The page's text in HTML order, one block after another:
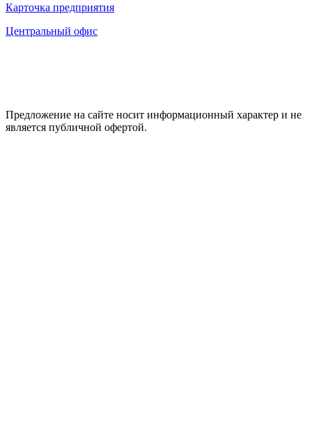
Карточка предприятия
Центральный офис
Предложение на сайте носит информационный характер и не
является публичной офертой.